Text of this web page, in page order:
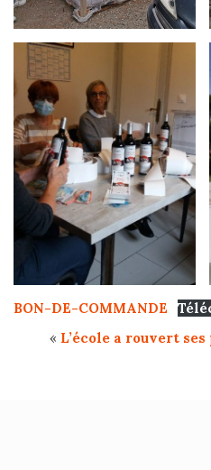
BON-DE-COMMANDE
« L’école a rouvert